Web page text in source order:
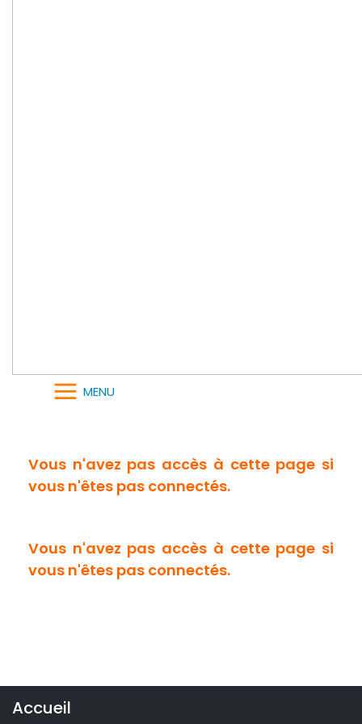
MENU
Vous n'avez pas accès à cette page si
vous n'êtes pas connectés.
Vous n'avez pas accès à cette page si
vous n'êtes pas connectés.
Accueil